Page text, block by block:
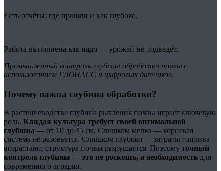
Есть отчёты: где прошли и как глубоко.
Работа выполнена как надо — урожай не подведёт.
Промышленный контроль глубины обработки почвы с
использованием ГЛОНАСС и цифровых датчиков.
Почему важна глубина обработки?
В растениеводстве глубина рыхления почвы играет ключевую
роль. Каждая культура требует своей оптимальной
глубины — от 10 до 45 см. Слишком мелко — корневая
система не разовьётся. Слишком глубоко — затраты топлива
возрастают, структура почвы разрушается. Поэтому точный
контроль глубины — это не роскошь, а необходимость для
современного агрария.